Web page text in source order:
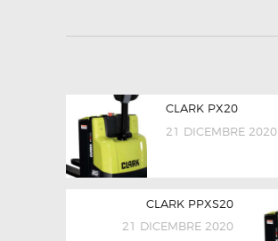
NAVIGAZIONE
ARTICOLI
Previous post:
CLARK PX20
21 DICEMBRE 2020
CLARK PPXS20
21 DICEMBRE 2020